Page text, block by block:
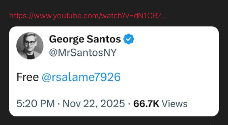
https://www.youtube.com/watch?v=dN1CR2...